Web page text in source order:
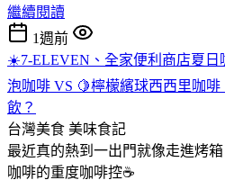
繼續閱讀
1週前
☀️7-ELEVEN、全家便利商店夏日
泡咖啡 VS 🍋檸檬繽球西西里咖
飲？
台灣美食 美味食記
最近真的熱到一出門就像走進烤
咖啡的重度咖啡控☕